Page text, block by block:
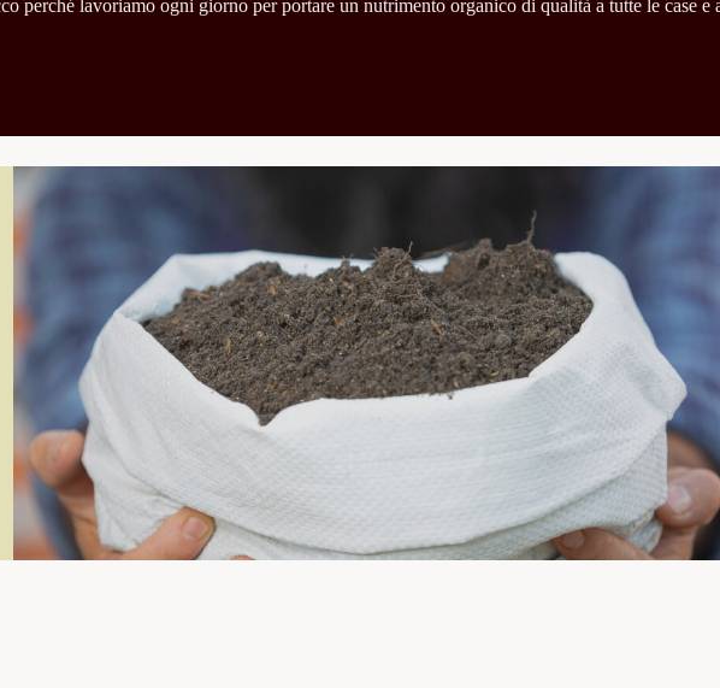
lavoriamo ogni giorno per portare un nutrimento organico di qualità a tutte le case e